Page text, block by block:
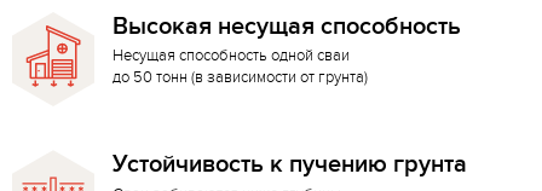
Высокая несущая способность
Несущая способность одной сваи
до 50 тонн (в зависимости от грунта)
Устойчивость к пучению грунта